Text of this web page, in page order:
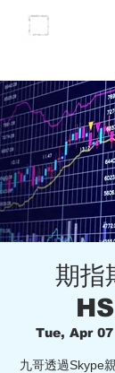
期指
Tue, Apr 07
九哥透過Skype